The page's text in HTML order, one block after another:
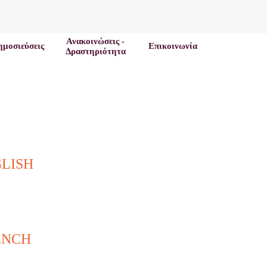
Ανακοινώσεις -
Δραστηριότητα
Επικοινωνία